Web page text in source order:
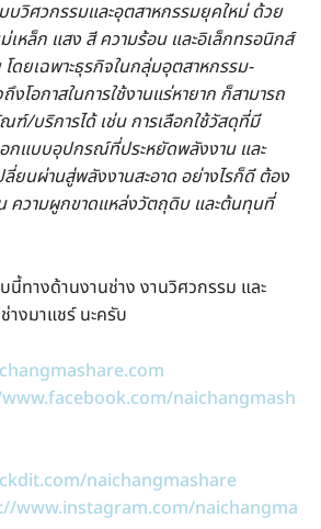
วิศวกรรมและอุตสาหกรรมยุคใหม่ ด้วย
เหล็ก แสง สี ความร้อน และอิเล็กทรอนิกส์
ดยเฉพาะธุรกิจในกลุ่มอุตสาหกรรม-
งโอกาสในการใช้งานแร่หายาก ก็สามารถ
/บริการได้ เช่น การเลือกใช้วัสดุที่มี
กแบบอุปกรณ์ที่ประหยัดพลังงาน และ
ยนผ่านสู่พลังงานสะอาด อย่างไรก็ดี ต้อง
ความผูกขาดแหล่งวัตถุดิบ และต้นทุนที่
ทางด้านงานช่าง งานวิศวกรรม และ
างมาแชร์ นะครับ
naichangmash
naichangmashare
www.instagram.com/naichangma